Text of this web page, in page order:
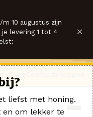
m 10 augustus zijn
levering 1 tot 4
×
liefst met honing.
om lekker te